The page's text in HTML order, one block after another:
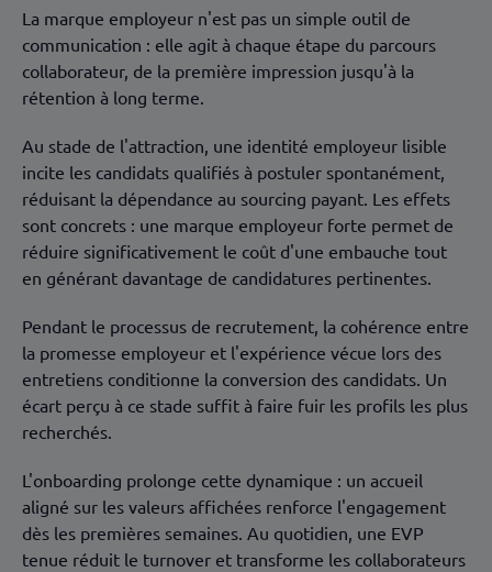
La marque employeur n'est pas un simple outil de
communication : elle agit à chaque étape du parcours
collaborateur, de la première impression jusqu'à la
rétention à long terme.
Au stade de l'attraction, une identité employeur lisible
incite les candidats qualifiés à postuler spontanément,
réduisant la dépendance au sourcing payant. Les effets
sont concrets : une marque employeur forte permet de
réduire significativement le coût d'une embauche tout
en générant davantage de candidatures pertinentes.
Pendant le processus de recrutement, la cohérence entre
la promesse employeur et l'expérience vécue lors des
entretiens conditionne la conversion des candidats. Un
écart perçu à ce stade suffit à faire fuir les profils les plus
recherchés.
L'onboarding prolonge cette dynamique : un accueil
aligné sur les valeurs affichées renforce l'engagement
dès les premières semaines. Au quotidien, une EVP
tenue réduit le turnover et transforme les collaborateurs